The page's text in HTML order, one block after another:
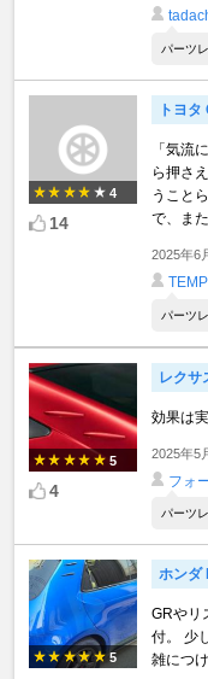
パーツ
4
14
トヨタ
「気流
ら押さ
うこと
で、ま
2025年6
パーツ
5
4
レクサ
効果は
2025年5
フォ
パーツ
5
ホンダ
GRやリ
付。 少
雑につ